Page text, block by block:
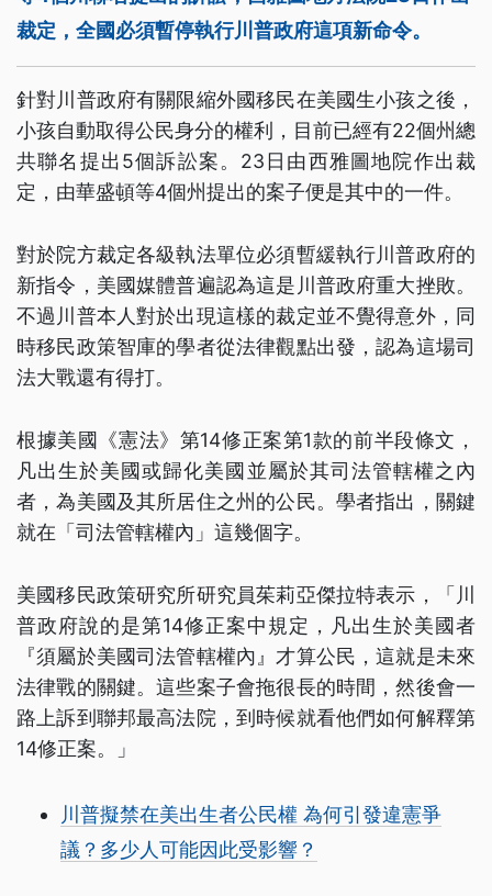
裁定，全國必須暫停執行川普政府這項新命令。
針對川普政府有關限縮外國移民在美國生小孩之後，
小孩自動取得公民身分的權利，目前已經有22個州總
共聯名提出5個訴訟案。23日由西雅圖地院作出裁
定，由華盛頓等4個州提出的案子便是其中的一件。
對於院方裁定各級執法單位必須暫緩執行川普政府的
新指令，美國媒體普遍認為這是川普政府重大挫敗。
不過川普本人對於出現這樣的裁定並不覺得意外，同
時移民政策智庫的學者從法律觀點出發，認為這場司
法大戰還有得打。
根據美國《憲法》第14修正案第1款的前半段條文，
凡出生於美國或歸化美國並屬於其司法管轄權之內
者，為美國及其所居住之州的公民。學者指出，關鍵
就在「司法管轄權內」這幾個字。
美國移民政策研究所研究員茱莉亞傑拉特表示，「川
普政府說的是第14修正案中規定，凡出生於美國者
『須屬於美國司法管轄權內』才算公民，這就是未來
法律戰的關鍵。這些案子會拖很長的時間，然後會一
路上訴到聯邦最高法院，到時候就看他們如何解釋第
14修正案。」
川普擬禁在美出生者公民權 為何引發違憲爭
議？多少人可能因此受影響？